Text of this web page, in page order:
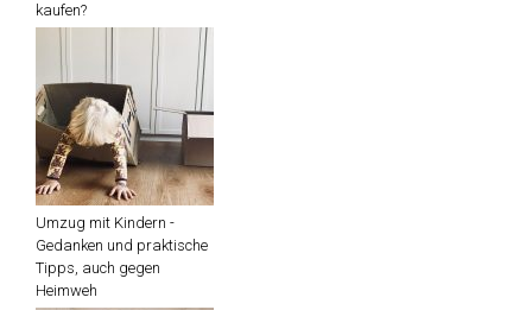
kaufen?
Umzug mit Kindern -
Gedanken und praktische
Tipps, auch gegen
Heimweh